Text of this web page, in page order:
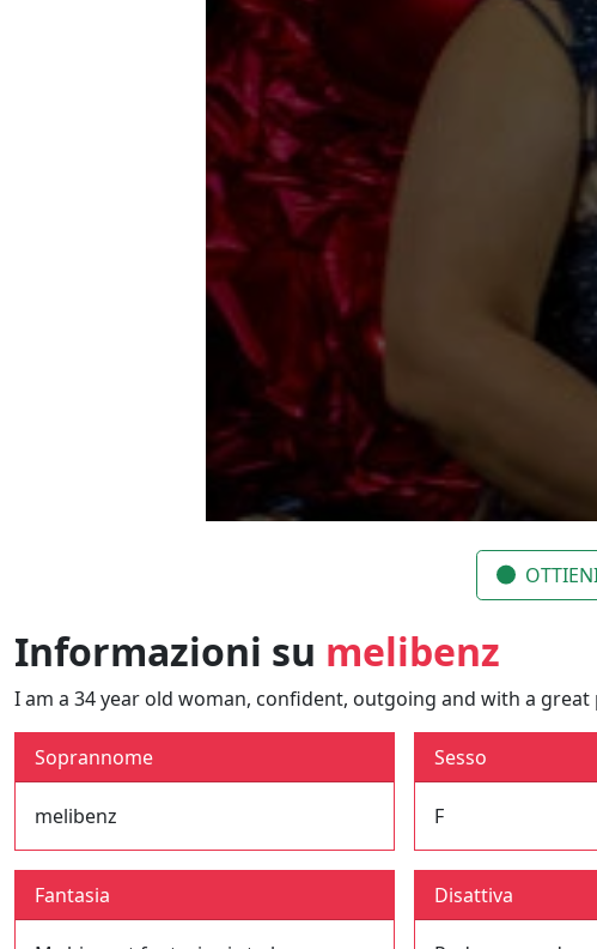
Informazioni su melibenz
I am a 34 year old woman, confident, outgoing and with a great
Soprannome
melibenz
Sesso
F
Fantasia Disattiva